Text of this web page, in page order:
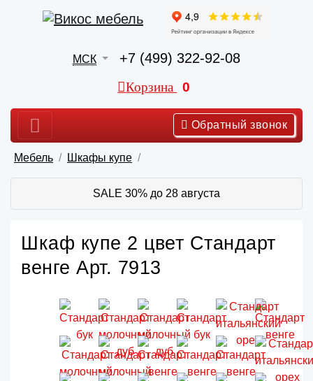
МСК +7 (499) 322-92-08
Корзина 0
Обратный звонок
Мебель Шкафы купе
SALE 30% до 28 августа
Шкаф купе 2 цвет Стандарт
венге Арт. 7913